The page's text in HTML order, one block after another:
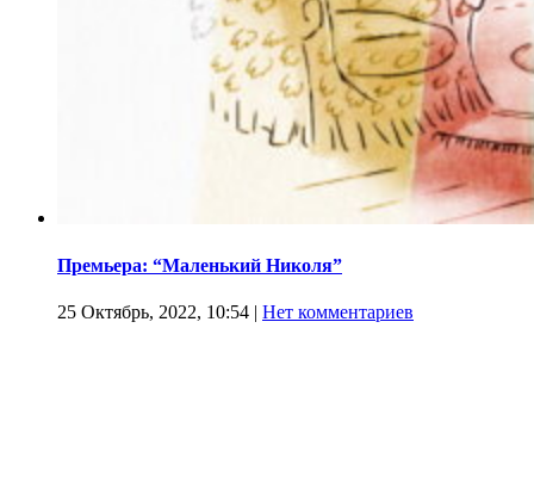
Премьера: “Маленький Николя”
25 Октябрь, 2022, 10:54 | Нет комментариев